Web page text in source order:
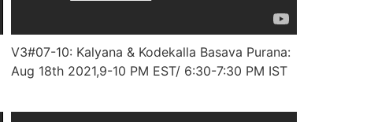
V3#07-10: Kalyana & Kodekalla Basava Purana:
Aug 18th 2021,9-10 PM EST/ 6:30-7:30 PM IST